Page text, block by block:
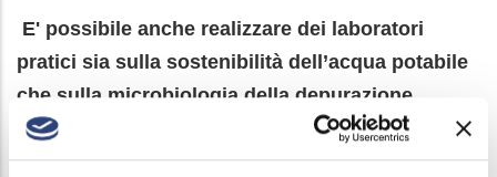
E' possibile anche realizzare dei laboratori
pratici sia sulla sostenibilità dell’acqua potabile
che sulla microbiologia della depurazione,
anche con ausilio di un microscopio.